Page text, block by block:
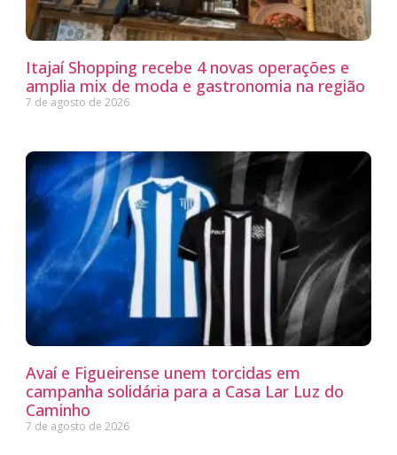
Itajaí Shopping recebe 4 novas operações e
amplia mix de moda e gastronomia na região
7 de agosto de 2026
Avaí e Figueirense unem torcidas em
campanha solidária para a Casa Lar Luz do
Caminho
7 de agosto de 2026